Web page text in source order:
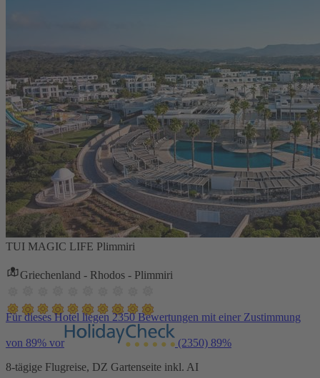
TUI MAGIC LIFE Plimmiri
Griechenland - Rhodos - Plimmiri
Für dieses Hotel liegen 2350 Bewertungen mit einer Zustimmung
von 89% vor (2350) 89%
8-tägige Flugreise, DZ Gartenseite inkl. AI